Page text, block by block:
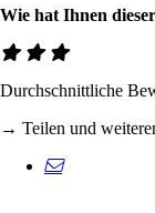
Wie hat Ihnen
Durchschnittliche
→ Teilen und